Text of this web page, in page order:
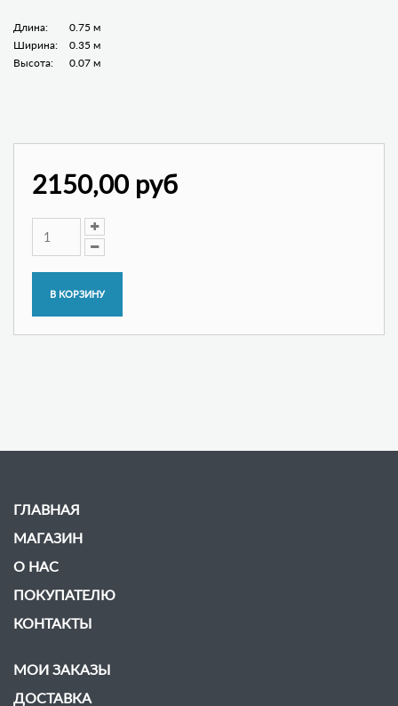
Длина:
0.75 м
Ширина:
0.35 м
Высота:
0.07 м
2150,00 руб
ГЛАВНАЯ
МАГАЗИН
О НАС
ПОКУПАТЕЛЮ
КОНТАКТЫ
МОИ ЗАКАЗЫ
ДОСТАВКА